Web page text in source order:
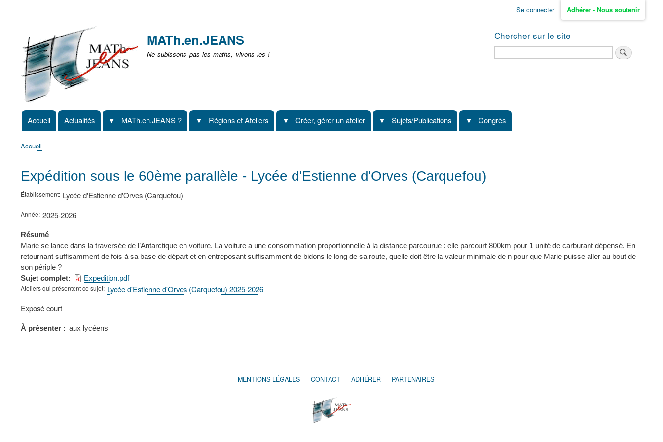
non
identifié
Se connecter Adhérer - Nous soutenir
MATh.en.JEANS
Ne subissons pas les maths, vivons les !
Chercher sur le site
Navigation
principale
Accueil Actualités MATh.en.JEANS ? Régions et Ateliers Créer, gérer un atelier Sujets/Publications Congrès
d'Ariane
Accueil
Expédition sous le 60ème parallèle - Lycée d'Estienne d'Orves (Carquefou)
Établissement Lycée d'Estienne d'Orves (Carquefou)
Année 2025-2026
Résumé
Marie se lance dans la traversée de l’Antarctique en voiture. La voiture a une consommation proportionnelle à la distance parcourue : elle parcourt 800km pour 1 unité de carburant dépensé. En
retournant suffisamment de fois à sa base de départ et en entreposant suffisamment de bidons le long de sa route, quelle doit être la valeur minimale de n pour que Marie puisse aller au bout de
son périple ?
Sujet complet
Expedition.pdf
Ateliers qui présentent ce sujet Lycée d'Estienne d'Orves (Carquefou) 2025-2026
Type
présentation
Exposé court
À présenter aux lycéens
FOOTER
MENTIONS LÉGALES CONTACT ADHÉRER PARTENAIRES